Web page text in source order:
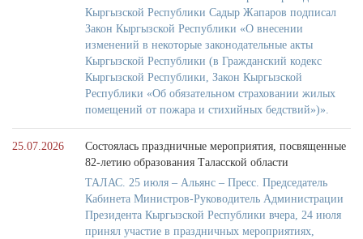
Кыргызской Республики Садыр Жапаров подписал
Закон Кыргызской Республики «О внесении
изменений в некоторые законодательные акты
Кыргызской Республики (в Гражданский кодекс
Кыргызской Республики, Закон Кыргызской
Республики «Об обязательном страховании жилых
помещений от пожара и стихийных бедствий»)».
25.07.2026
Состоялась праздничные мероприятия, посвященные
82-летию образования Таласской области
ТАЛАС. 25 июля – Альянс – Пресс. Председатель
Кабинета Министров-Руководитель Администрации
Президента Кыргызской Республики вчера, 24 июля
принял участие в праздничных мероприятиях,